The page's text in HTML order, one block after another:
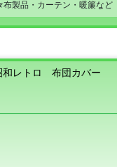
製品・カーテン・暖簾など
レトロ 布団カバー